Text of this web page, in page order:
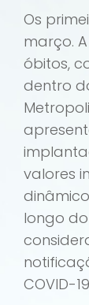
Os
março.
óbitos,
dentro
valores
longo
COVID-